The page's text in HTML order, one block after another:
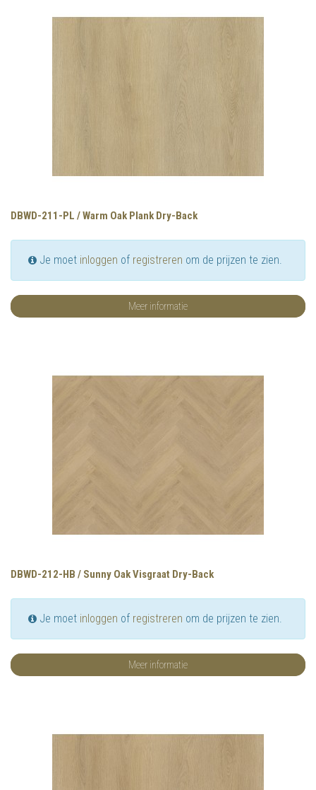
DBWD-211-PL / Warm Oak Plank Dry-Back
Je moet inloggen of registreren om de prijzen te zien.
Meer informatie
DBWD-212-HB / Sunny Oak Visgraat Dry-Back
Je moet inloggen of registreren om de prijzen te zien.
Meer informatie